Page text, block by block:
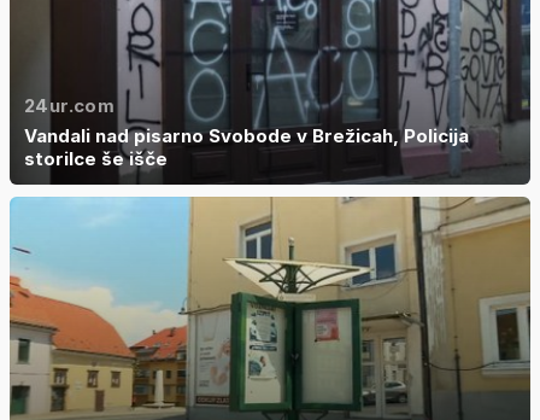
24ur.com
Vandali nad pisarno Svobode v Brežicah, Policija
storilce še išče